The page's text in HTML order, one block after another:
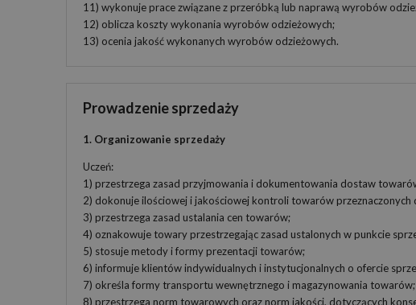
11) wykonuje prace związane z przeróbką lub naprawą wyrobów
12) oblicza koszty wykonania wyrobów odzieżowych;
13) ocenia jakość wykonanych wyrobów odzieżowych.
Prowadzenie sprzedaży
1. Organizowanie sprzedaży
Uczeń:
1) przestrzega zasad przyjmowania i dokumentowania dostaw
2) dokonuje ilościowej i jakościowej kontroli towarów przeznaczonych
3) przestrzega zasad ustalania cen towarów;
4) oznakowuje towary przestrzegając zasad ustalonych w punkcie
5) stosuje metody i formy prezentacji towarów;
6) informuje klientów indywidualnych i instytucjonalnych o ofercie
7) określa formy transportu wewnętrznego i magazynowania towarów;
8) przestrzega norm towarowych oraz norm jakości, dotyczących